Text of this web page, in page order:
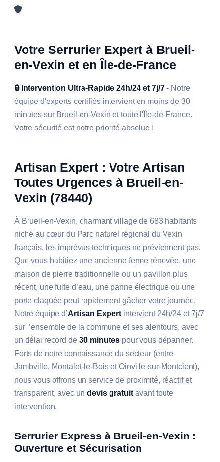
Votre Serrurier Expert à Brueil-
en-Vexin et en Île-de-France
🔒 Intervention Ultra-Rapide 24h/24 et 7j/7 - Notre
équipe d'experts certifiés intervient en moins de 30
minutes sur Brueil-en-Vexin et toute l'Île-de-France.
Votre sécurité est notre priorité absolue !
Artisan Expert : Votre Artisan
Toutes Urgences à Brueil-en-
Vexin (78440)
À Brueil-en-Vexin, charmant village de 683 habitants
niché au cœur du Parc naturel régional du Vexin
français, les imprévus techniques ne préviennent pas.
Que vous habitiez une ancienne ferme rénovée, une
maison de pierre traditionnelle ou un pavillon plus
récent, une fuite d’eau, une panne électrique ou une
porte claquée peut rapidement gâcher votre journée.
Notre équipe d’Artisan Expertintervient 24h/24 et 7j/7
sur l’ensemble de la commune et ses alentours, avec
un délai record de30 minutes pour vous dépanner.
Forts de notre connaissance du secteur (entre
Jambville, Montalet-le-Bois et Oinville-sur-Montcient),
nous vous offrons un service de proximité, réactif et
transparent, avec undevis gratuitavant toute
intervention.
Serrurier Express à Brueil-en-Vexin :
Ouverture et Sécurisation